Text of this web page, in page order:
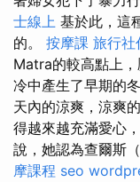
士線上 基於此，這
的。 按摩課 旅行社
Matra的較高點上
冷中產生了早期的
天內的涼爽，涼爽
得越來越充滿愛心
說，她認為查爾斯
摩課程 seo